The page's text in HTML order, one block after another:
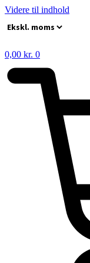
Videre til indhold
0,00 kr. 0